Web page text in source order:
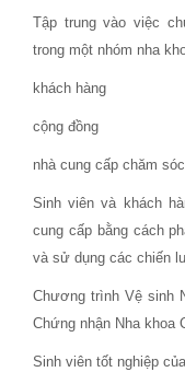
Tập trung vào việc
trong một nhóm nha
khách hàng
cộng đồng
nhà cung cấp chăm
Sinh viên và khách
cung cấp bằng cách
và sử dụng các chiến
Chương trình Vệ sinh
Chứng nhận Nha khoa
Sinh viên tốt nghiệp